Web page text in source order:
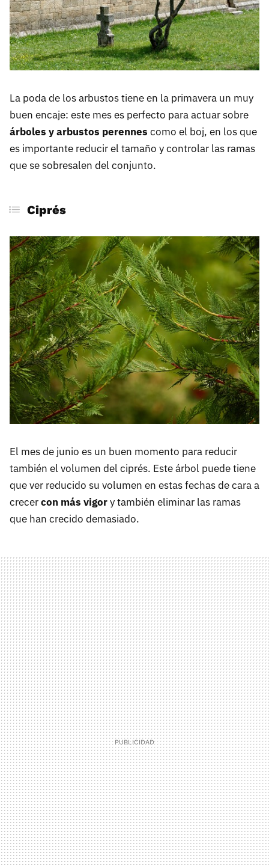
La poda de los arbustos tiene en la primavera un muy
buen encaje: este mes es perfecto para actuar sobre
árboles y arbustos perennes como el boj, en los que
es importante reducir el tamaño y controlar las ramas
que se sobresalen del conjunto.
Ciprés
El mes de junio es un buen momento para reducir
también el volumen del ciprés. Este árbol puede tiene
que ver reducido su volumen en estas fechas de cara a
crecercon más vigory también eliminar las ramas
que han crecido demasiado.